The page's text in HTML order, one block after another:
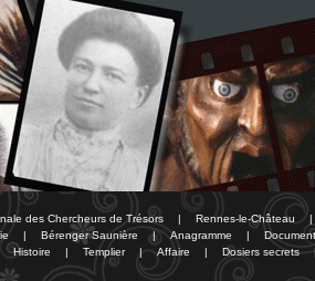
des Chercheurs de Trésors | Rennes-le-Château |
| Bérenger Saunière | Anagramme |
Histoire | Templier | Affaire | Dosiers secrets